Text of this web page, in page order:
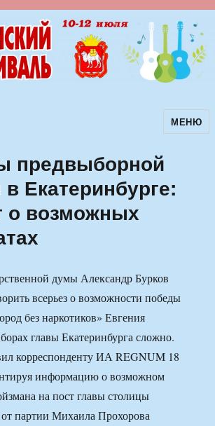
фестиваль авторскойМЕНЮ
предвыборной
Екатеринбурге:
о возможных
думы Александр Бурков
всерьез о возможности победы
без наркотиков» Евгения
главы Екатеринбурга сложно.
корреспонденту ИА REGNUM 18
информацию о возможном
на пост главы столицы
от партии Михаила Прохорова